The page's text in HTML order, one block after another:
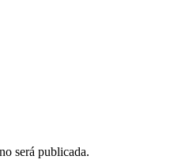
será publicada.